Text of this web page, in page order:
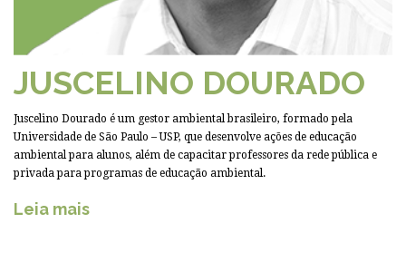
JUSCELINO DOURADO
Juscelino Dourado é um gestor ambiental brasileiro, formado pela
Universidade de São Paulo – USP, que desenvolve ações de educação
ambiental para alunos, além de capacitar professores da rede pública e
privada para programas de educação ambiental.
Leia mais